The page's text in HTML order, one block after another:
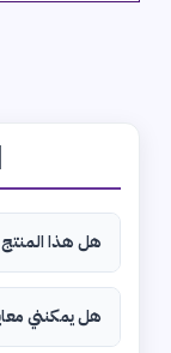
هل هذا
هل يمكنني